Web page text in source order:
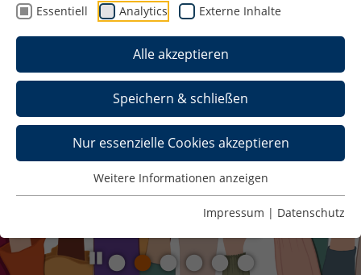
Essentiell Analytics Externe Inhalte
Alle akzeptieren
Speichern & schließen
Nur essenzielle Cookies akzeptieren
Weitere Informationen anzeigen
Impressum | Datenschutz
Pause
Pre-Onboarding Kurs